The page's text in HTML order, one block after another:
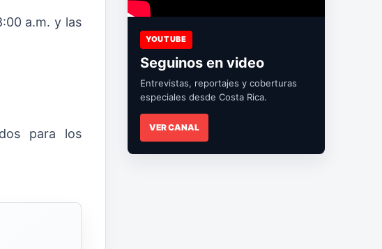
a.m. y las
para los
YOUTUBE
Seguinos en video
Entrevistas, reportajes y coberturas
especiales desde Costa Rica.
VER CANAL